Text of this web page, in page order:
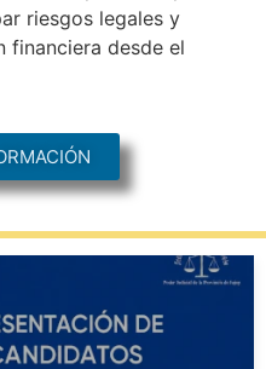
riesgos legales y
financiera desde el